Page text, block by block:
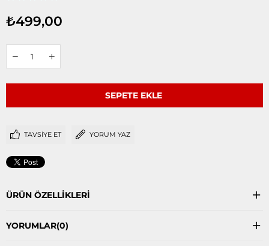
₺499,00
TAVSIYE ET YORUM YAZ
ÜRÜN ÖZELLIKLERI
YORUMLAR(0)